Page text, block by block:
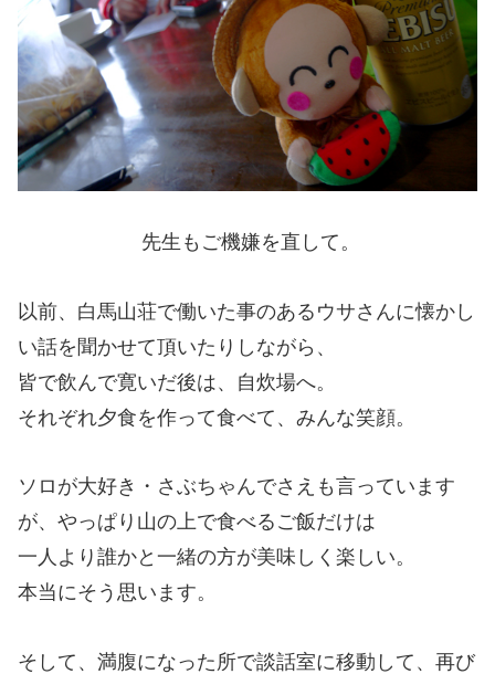
先生もご機嫌を直して。
以前、白馬山荘で働いた事のあるウサさんに懐かし
い話を聞かせて頂いたりしながら、
皆で飲んで寛いだ後は、自炊場へ。
それぞれ夕食を作って食べて、みんな笑顔。
ソロが大好き・さぶちゃんでさえも言っています
が、やっぱり山の上で食べるご飯だけは
一人より誰かと一緒の方が美味しく楽しい。
本当にそう思います。
そして、満腹になった所で談話室に移動して、再び